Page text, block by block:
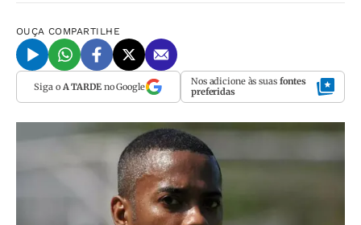
OUÇA COMPARTILHE
Siga o A TARDEno Google Nos adicione às suas fontes
preferidas